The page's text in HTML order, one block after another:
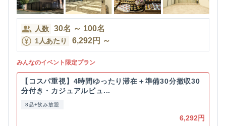
人数 30名 ～ 100名
1人あたり 6,292円 ～
みんなのイベント限定プラン
【コスパ重視】4時間ゆったり滞在＋準備30分撤収30
分付き・カジュアルビュ...
8品+飲み放題
6,292円